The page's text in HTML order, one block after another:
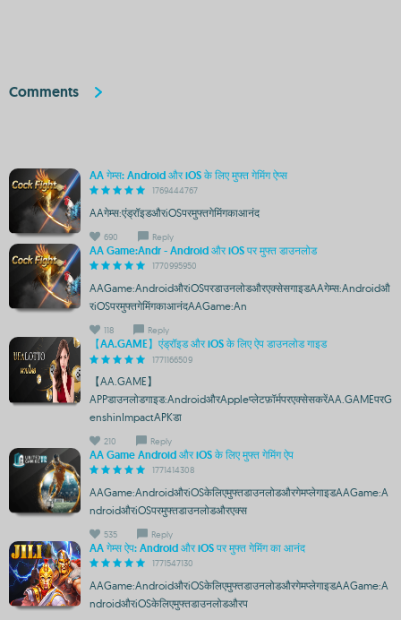
Comments
AA गेम्स: Android और iOS के लिए मुफ्त गेमिंग ऐप्स
1769444767
AAगेम्स:एंड्रॉइडऔरiOSपरमुफ्तगेमिंगकाआनंद
690 Reply
AA Game:Andr - Android और iOS पर मुफ्त डाउनलोड
1770995950
AAGame:AndroidऔरiOSपरडाउनलोडऔरएक्सेसगाइडAAगेम्स:Androidऔ
रiOSपरमुफ्तगेमिंगकाआनंदAAGame:An
118 Reply
【AA.GAME】एंड्रॉइड और iOS के लिए ऐप डाउनलोड गाइड
1771166509
【AA.GAME】
APPडाउनलोडगाइड:AndroidऔरAppleप्लेटफ़ॉर्मपरएक्सेसकरेंAA.GAMEपरG
enshinImpactAPKडा
210 Reply
AA Game Android और iOS के लिए मुफ्त गेमिंग ऐप
1771414308
AAGame:AndroidऔरiOSकेलिएमुफ्तडाउनलोडऔरगेमप्लेगाइडAAGame:A
ndroidऔरiOSपरमुफ्तडाउनलोडऔरएक्स
535 Reply
AA गेम्स ऐप: Android और iOS पर मुफ्त गेमिंग का आनंद
1771547130
AAGame:AndroidऔरiOSकेलिएमुफ्तडाउनलोडऔरगेमप्लेगाइडAAGame:A
ndroidऔरiOSकेलिएमुफ्तडाउनलोडऔरप